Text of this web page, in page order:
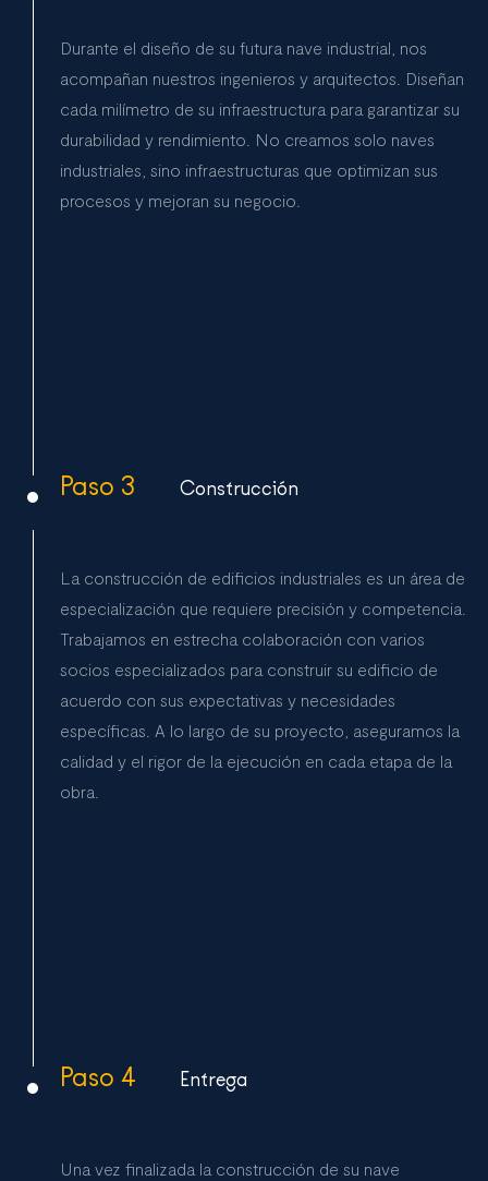
Durante el diseño de su futura nave industrial, nos
acompañan nuestros ingenieros y arquitectos. Diseñan
cada milímetro de su infraestructura para garantizar su
durabilidad y rendimiento. No creamos solo naves
industriales, sino infraestructuras que optimizan sus
procesos y mejoran su negocio.
Paso 3 Construcción
La construcción de edificios industriales es un área de
especialización que requiere precisión y competencia.
Trabajamos en estrecha colaboración con varios
socios especializados para construir su edificio de
acuerdo con sus expectativas y necesidades
específicas. A lo largo de su proyecto, aseguramos la
calidad y el rigor de la ejecución en cada etapa de la
obra.
Paso 4 Entrega
Una vez finalizada la construcción de su nave